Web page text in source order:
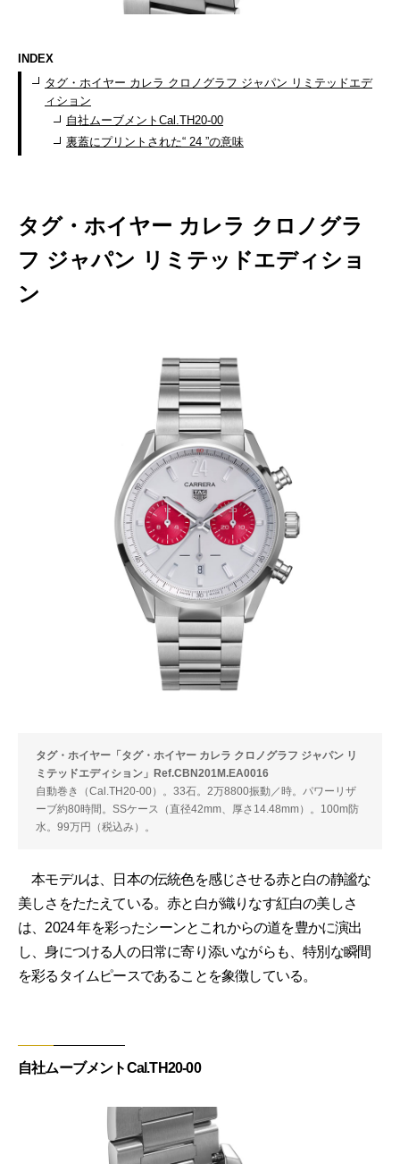
INDEX
タグ・ホイヤー カレラ クロノグラフ ジャパン リミテッドエデ
ィション
自社ムーブメントCal.TH20-00
裏蓋にプリントされた“ 24 ”の意味
タグ・ホイヤー カレラ クロノグラ
フ ジャパン リミテッドエディショ
ン
タグ・ホイヤー「タグ・ホイヤー カレラ クロノグラフ ジャパン リ
ミテッドエディション」Ref.CBN201M.EA0016
自動巻き（Cal.TH20-00）。33石。2万8800振動／時。パワーリザ
ーブ約80時間。SSケース（直径42mm、厚さ14.48mm）。100m防
水。99万円（税込み）。
本モデルは、日本の伝統色を感じさせる赤と白の静謐な
美しさをたたえている。赤と白が織りなす紅白の美しさ
は、2024 年を彩ったシーンとこれからの道を豊かに演出
し、身につける人の日常に寄り添いながらも、特別な瞬間
を彩るタイムピースであることを象徴している。
自社ムーブメントCal.TH20-00